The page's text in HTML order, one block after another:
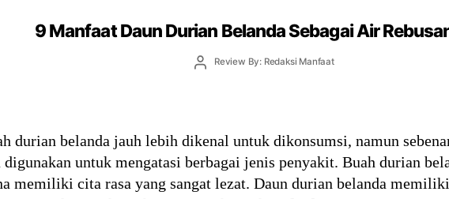
9 Manfaat Daun Durian Belanda Sebagai Air
PostReview By: Redaksi Manfaat
durian belanda jauh lebih dikenal untuk dikonsumsi, namun
digunakan untuk mengatasi berbagai jenis penyakit. Buah durian
memiliki cita rasa yang sangat lezat. Daun durian belanda